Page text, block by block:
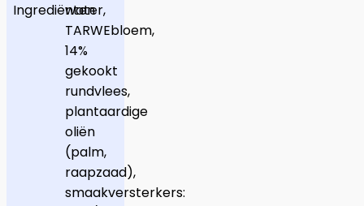
Ingrediënten
water,
TARWEbloem,
14%
gekookt
rundvlees,
plantaardige
oliën
(palm,
raapzaad),
smaakversterkers: